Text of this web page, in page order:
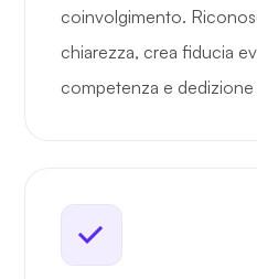
coinvolgimento.
chiarezza, crea fiducia
competenza e